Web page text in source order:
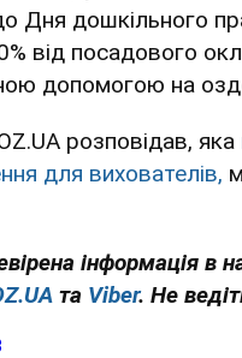
Дня дошкільного
від посадового
допомогою на
розповідав, яка
для вихователів,
інформація в
та Viber. Не